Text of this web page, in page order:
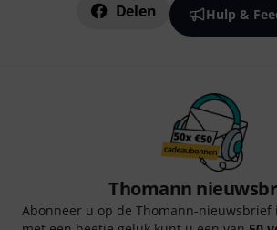
Delen Hulp &
Thomann
Abonneer u op de Thomann-nieuwsbrief